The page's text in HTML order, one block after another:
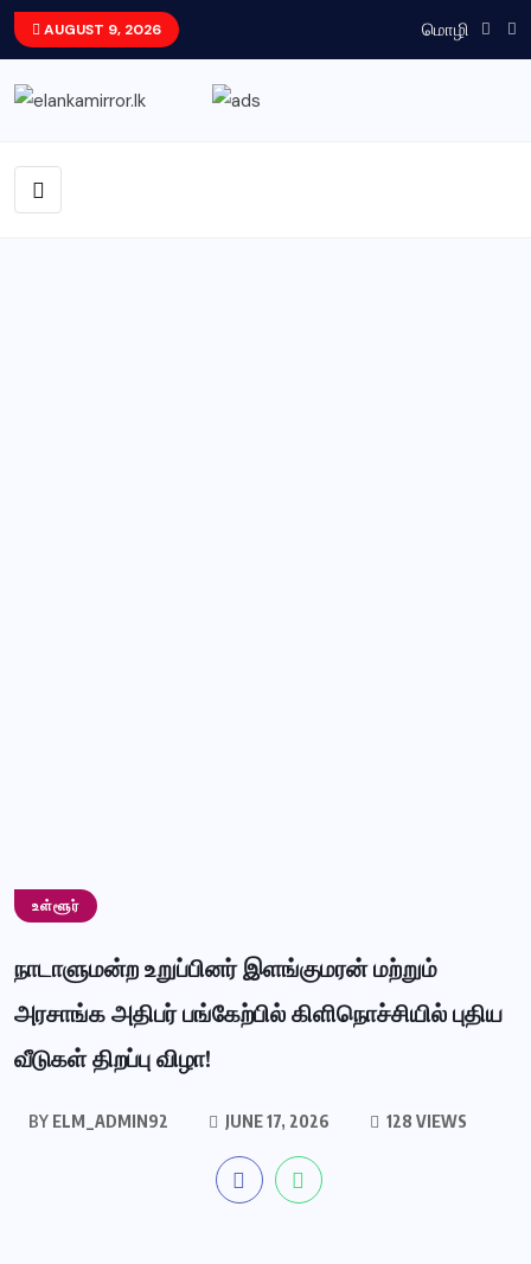
AUGUST 9, 2026 மொழி
உள்ளூர்
நாடாளுமன்ற உறுப்பினர் இளங்குமரன் மற்றும்
அரசாங்க அதிபர் பங்கேற்பில் கிளிநொச்சியில் புதிய
வீடுகள் திறப்பு விழா!
BY ELM_ADMIN92 JUNE 17, 2026 128 VIEWS